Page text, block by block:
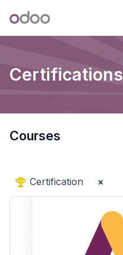
Odoo
Certifications
Courses
Certification ×